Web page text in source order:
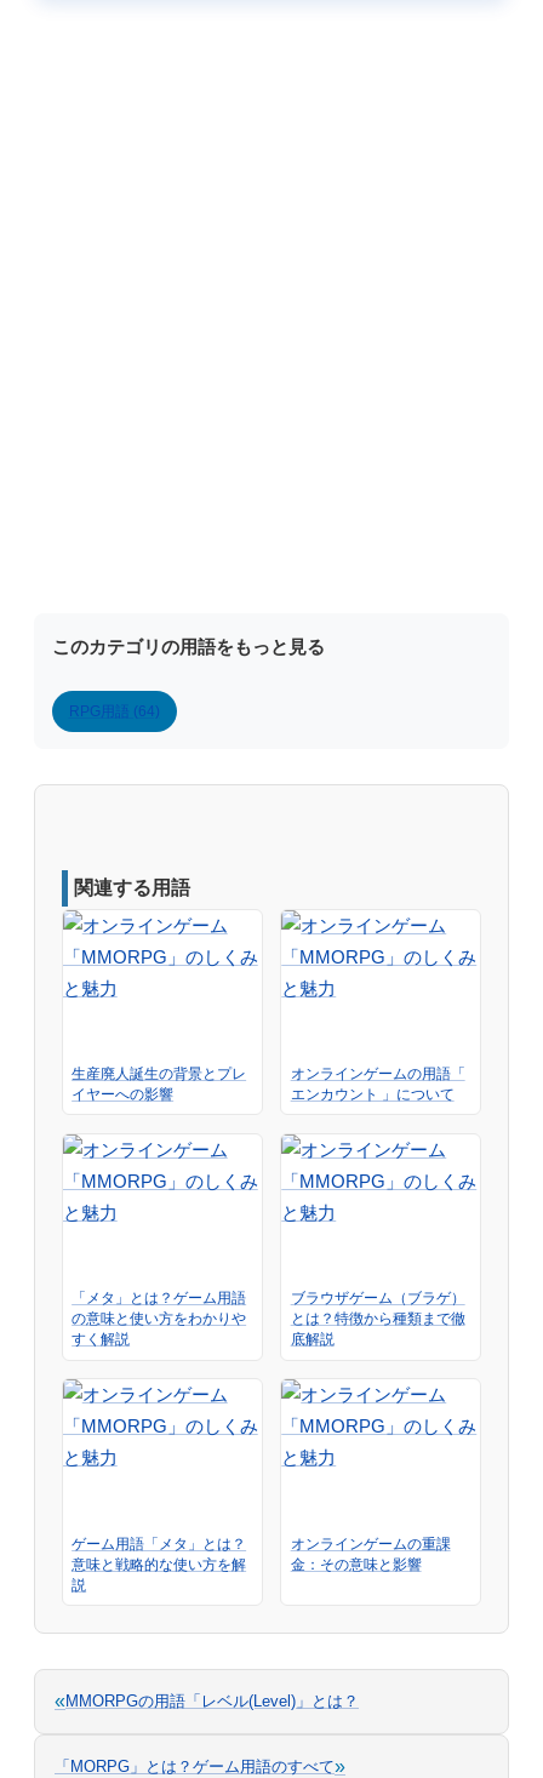
このカテゴリの用語をもっと見る
RPG用語 (64)
関連する用語
生産廃人誕生の背景とプレ
イヤーへの影響
オンラインゲームの用語「
エンカウント 」について
「メタ」とは？ゲーム用語
の意味と使い方をわかりや
すく解説
ブラウザゲーム（ブラゲ）
とは？特徴から種類まで徹
底解説
ゲーム用語「メタ」とは？
意味と戦略的な使い方を解
説
オンラインゲームの重課
金：その意味と影響
«MMORPGの用語「レベル(Level)」とは？
「MORPG」とは？ゲーム用語のすべて»